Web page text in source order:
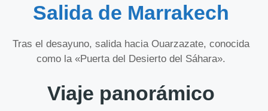
Salida de Marrakech
Tras el desayuno, salida hacia Ouarzazate, conocida
como la «Puerta del Desierto del Sáhara».
Viaje panorámico